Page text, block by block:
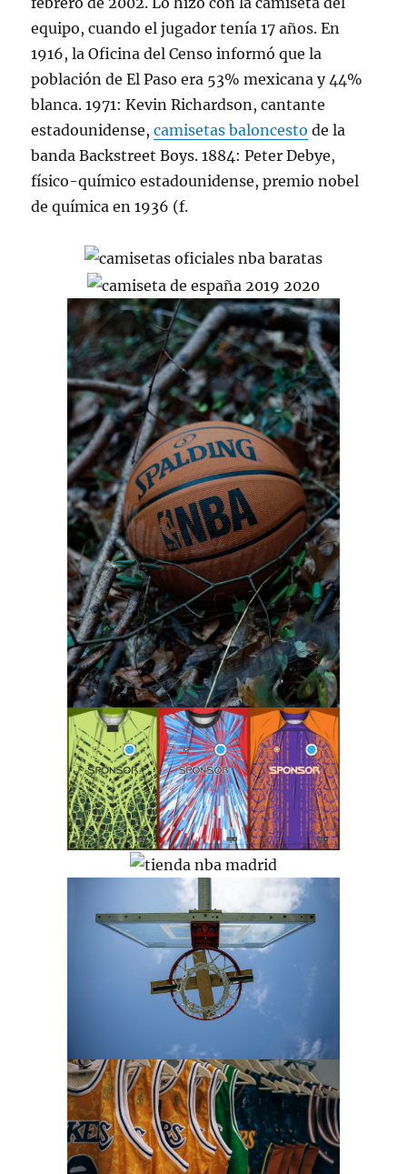
equipo, cuando el jugador tenía 17 años. En
1916, la Oficina del Censo informó que la
población de El Paso era 53% mexicana y 44%
blanca. 1971: Kevin Richardson, cantante
estadounidense,camisetas baloncesto de la
banda Backstreet Boys. 1884: Peter Debye,
físico-químico estadounidense, premio nobel
de química en 1936 (f.